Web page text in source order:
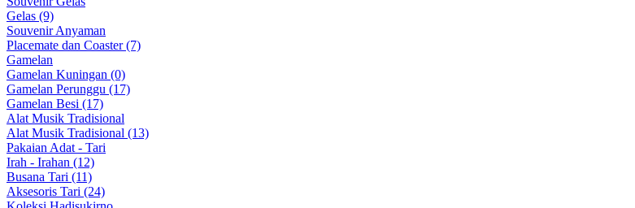
Gelas (9)
Souvenir Anyaman
Placemate dan Coaster (7)
Gamelan
Gamelan Kuningan (0)
Gamelan Perunggu (17)
Gamelan Besi (17)
Alat Musik Tradisional
Alat Musik Tradisional (13)
Pakaian Adat - Tari
Irah - Irahan (12)
Busana Tari (11)
Aksesoris Tari (24)